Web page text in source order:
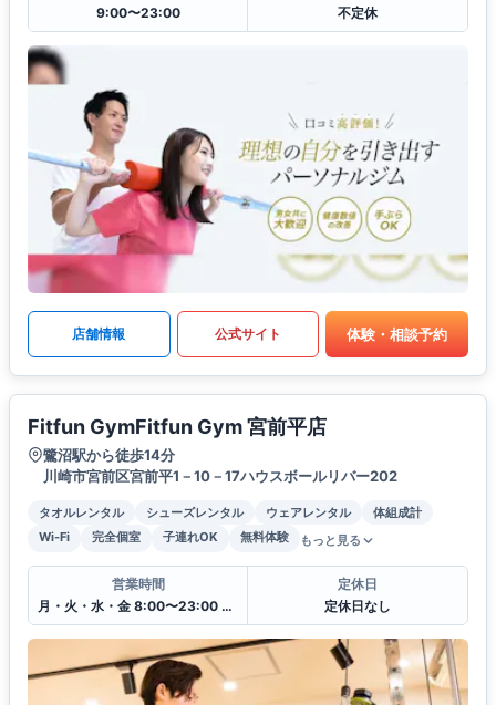
9:00〜23:00
不定休
店舗情報 公式サイト 体験・相談予約
Fitfun GymFitfun Gym 宮前平店
鷺沼駅から徒歩14分
川崎市宮前区宮前平1－10－17ハウスボールリバー202
タオルレンタル シューズレンタル ウェアレンタル
体組成計
Wi-Fi
完全個室 子連れOK 無料体験 もっと見る
営業時間
月・火・水・金 8:00〜23:00 木・土・日・祝 10:00〜22:00
定休日
定休日なし